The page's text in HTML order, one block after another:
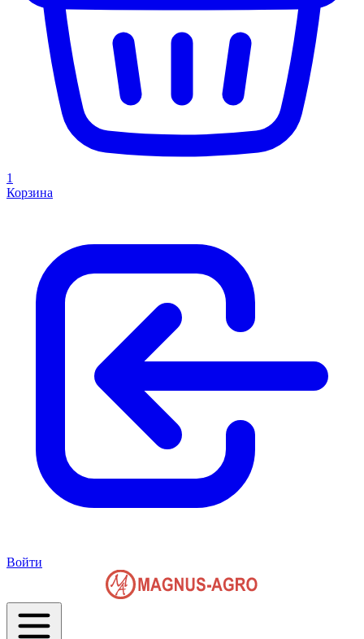
1
Корзина
Войти